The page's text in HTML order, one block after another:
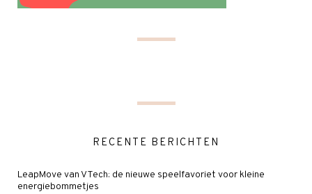
RECENTE BERICHTEN
LeapMove van VTech: de nieuwe speelfavoriet voor kleine
energiebommetjes